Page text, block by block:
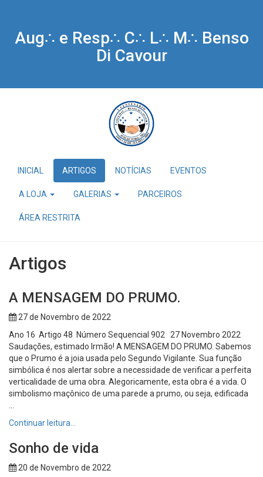
Aug∴ e Resp∴ C∴ L∴ M∴ Benso
Di Cavour
INICIAL ARTIGOS NOTÍCIAS EVENTOS
A LOJA GALERIAS PARCEIROS
ÁREA RESTRITA
Artigos
A MENSAGEM DO PRUMO.
27 de Novembro de 2022
Ano 16 Artigo 48 Número Sequencial 902 27 Novembro 2022
Saudações, estimado Irmão! A MENSAGEM DO PRUMO. Sabemos
que o Prumo é a joia usada pelo Segundo Vigilante. Sua função
simbólica é nos alertar sobre a necessidade de verificar a perfeita
verticalidade de uma obra. Alegoricamente, esta obra é a vida. O
simbolismo maçônico de uma parede a prumo, ou seja, edificada
Continuar leitura…
Sonho de vida
20 de Novembro de 2022